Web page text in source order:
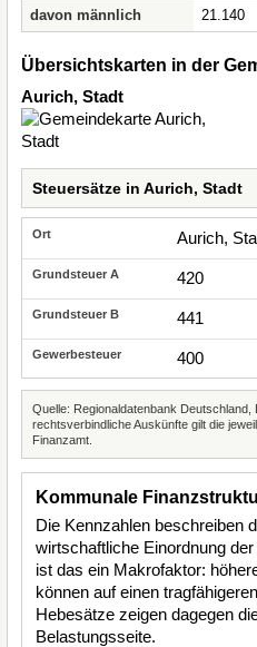
davon männlich
21.140
Übersichtskarten in der
Aurich, Stadt
Steuersätze in Aurich, Stadt
Aurich,
420
441
400
Quelle: Regionaldatenbank
rechtsverbindliche Auskünfte gilt die
Finanzamt.
Kommunale
Die Kennzahlen beschreiben
wirtschaftliche Einordnung
ist das ein Makrofaktor:
können auf einen
Hebesätze zeigen dagegen
Belastungsseite.